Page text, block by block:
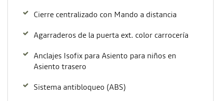
Cierre centralizado con Mando a distancia
Agarraderos de la puerta ext. color carrocería
Anclajes Isofix para Asiento para niños en
Asiento trasero
Sistema antibloqueo (ABS)